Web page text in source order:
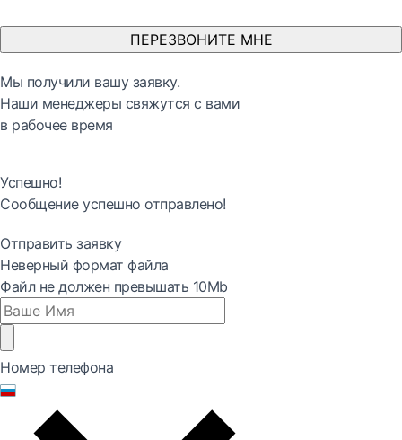
ПЕРЕЗВОНИТЕ МНЕ
Мы получили вашу заявку.
Наши менеджеры свяжутся с вами
в рабочее время
Успешно!
Сообщение успешно отправлено!
Отправить заявку
Неверный формат файла
Файл не должен превышать 10Mb
Номер телефона